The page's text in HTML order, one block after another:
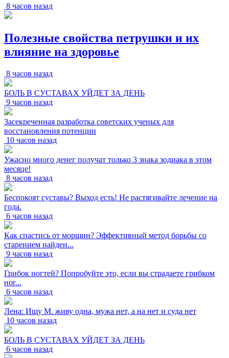
8 часов назад
Полезные свойства петрушки и их
влияние на здоровье
8 часов назад
БОЛЬ В СУСТАВАХ УЙДЕТ ЗА ДЕНЬ
9 часов назад
Засекреченная разработка советских ученых для
восстановления потенции
10 часов назад
Ужасно много денег получат только 3 знака зодиака в этом
месяце!
8 часов назад
Беспокоят суставы? Выход есть! Не растягивайте лечение на
года.
6 часов назад
Как спастись от морщин? Эффективный метод борьбы со
старением найден...
9 часов назад
Грибок ногтей? Попробуйте это, если вы страдаете грибком
ног...
6 часов назад
Лена: Ищу М. живу одна, мужа нет, а на нет и суда нет
10 часов назад
БОЛЬ В СУСТАВАХ УЙДЕТ ЗА ДЕНЬ
6 часов назад